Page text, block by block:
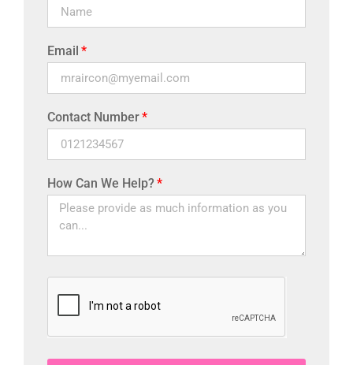
Email
Contact Number
How Can We Help?